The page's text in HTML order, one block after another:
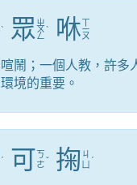
ˋ 眾 ㄓ
ㄨ
ㄥ
ˋ 咻ㄒ
ㄧ
ㄡ
鬧；一個人教，許多
境的重要。
ˊ 可ㄎ
ㄜˇ 掬 ㄐ
ˊ